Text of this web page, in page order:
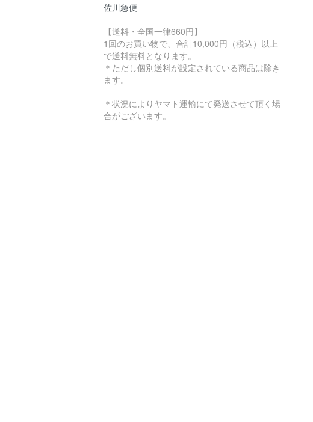
佐川急便
【送料・全国一律660円】
1回のお買い物で、合計10,000円（税込）以上
で送料無料となります。
＊ただし個別送料が設定されている商品は除き
ます。
＊状況によりヤマト運輸にて発送させて頂く場
合がございます。